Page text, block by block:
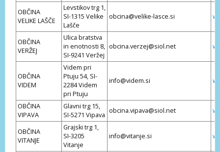
OBČINA
VELIKE LAŠČE
Levstikov trg 1,
SI-1315 Velike
Lašče
obcina@velike-lasce.si
OBČINA
VERŽEJ
Ulica bratstva
in enotnosti 8,
SI-9241 Veržej
obcina.verzej@siol.net
OBČINA
VIDEM
Videm pri
Ptuju 54, SI-
2284 Videm
pri Ptuju
info@videm.si
OBČINA
VIPAVA
Glavni trg 15,
SI-5271 Vipava
obcina.vipava@siol.net
OBČINA
VITANJE
Grajski trg 1,
SI-3205
Vitanje
info@vitanje.si